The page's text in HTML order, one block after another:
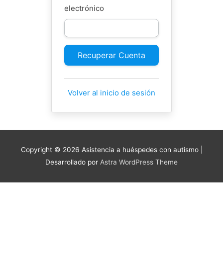
electrónico
Recuperar Cuenta
Volver al inicio de sesión
Copyright © 2026 Asistencia a huéspedes con autismo|
Desarrollado por Astra WordPress Theme